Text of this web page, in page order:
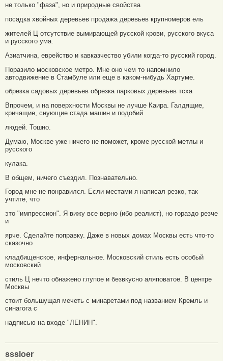
не только "фаза", но и природные свойства
посадка хвойных деревьев продажа деревьев крупномеров ель
жителей Ц отсутствие вымирающей русской крови, русского вкуса
и русского ума.
Азиатчина, еврейство и кавказчество убили когда-то русский город.
Поразило московское метро. Мне оно чем то напомнило
автодвижение в Стамбуле или еще в каком-нибудь Хартуме.
обрезка садовых деревьев обрезка парковых деревьев тсха
Впрочем, и на поверхности Москвы не лучше Каира. Галдящие,
кричащие, снующие стада машин и подобий
людей. Тошно.
Думаю, Москве уже ничего не поможет, кроме русской метлы и
русского
кулака.
В общем, ничего съездил. Познавательно.
Город мне не понравился. Если местами я написал резко, так
учтите, что
это "импрессион". Я вижу все верно (ибо реалист), но гораздо резче
и
ярче. Сделайте поправку. Даже в новых домах Москвы есть что-то
сказочно
кладбищенское, инфернальное. Московский стиль есть особый
московский
стиль Ц нечто обнажено глупое и безвкусно аляповатое. В центре
Москвы
стоит большущая мечеть с минаретами под названием Кремль и
синагога с
надписью на входе "ЛЕНИН".
sssloer